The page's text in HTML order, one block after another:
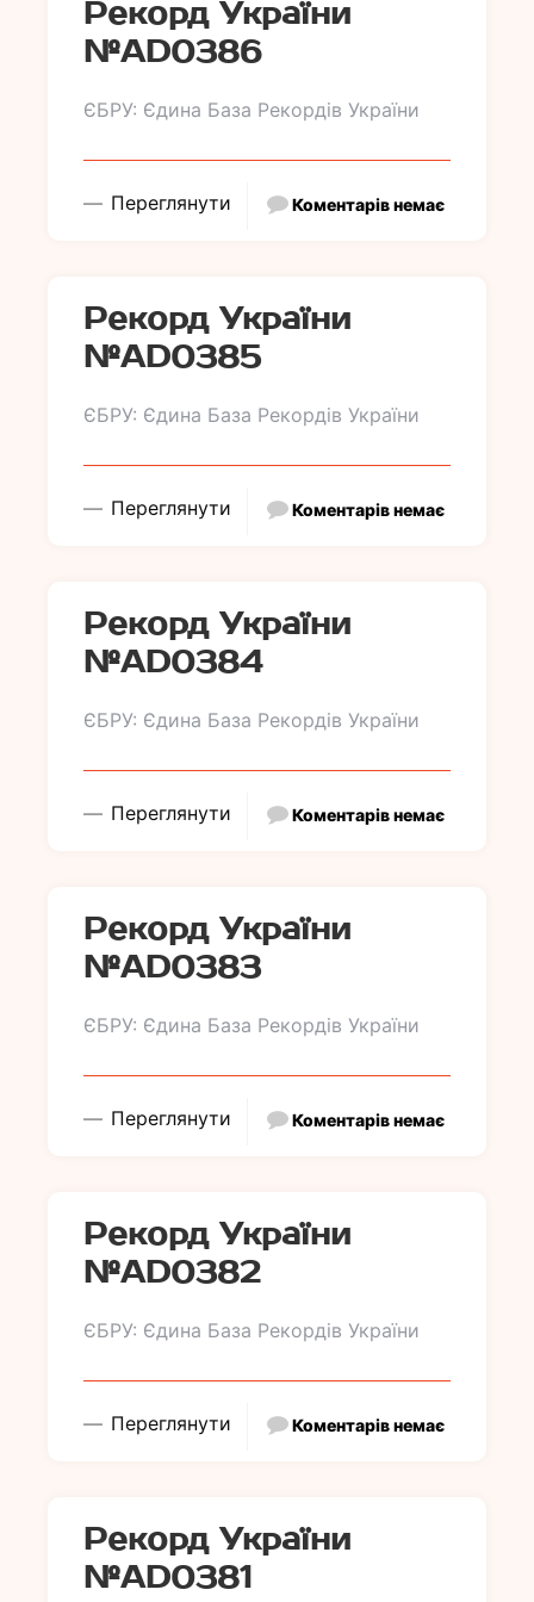
Рекорд України
№АD0386
ЄБРУ: Єдина База Рекордів України
Переглянути Коментарів немає
Рекорд України
№АD0385
ЄБРУ: Єдина База Рекордів України
Переглянути Коментарів немає
Рекорд України
№АD0384
ЄБРУ: Єдина База Рекордів України
Переглянути Коментарів немає
Рекорд України
№АD0383
ЄБРУ: Єдина База Рекордів України
Переглянути Коментарів немає
Рекорд України
№АD0382
ЄБРУ: Єдина База Рекордів України
Переглянути Коментарів немає
Рекорд України
№АD0381